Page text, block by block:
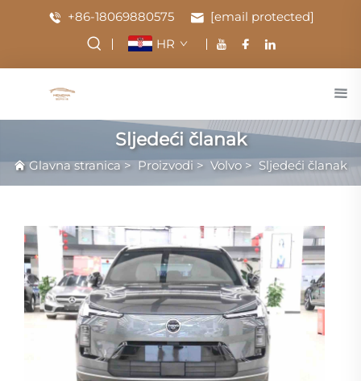
+86-18069880575
[email protected]
HR
Sljedeći članak
Glavna stranica > Proizvodi > Volvo > Sljedeći članak